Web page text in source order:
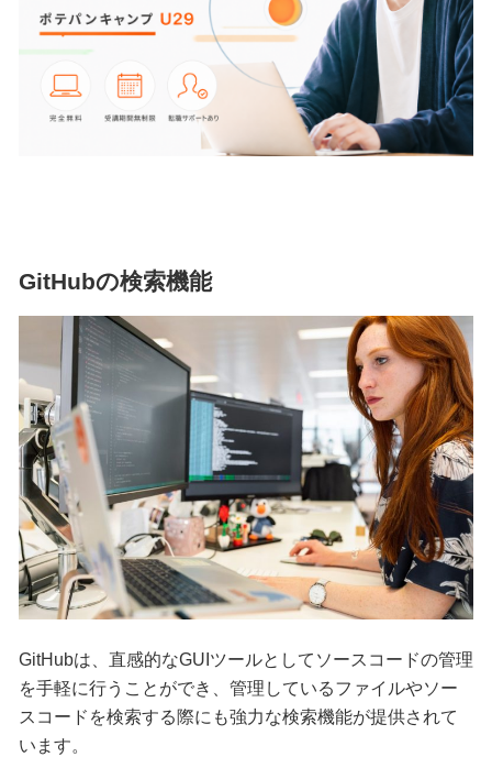
GitHubの検索機能
GitHubは、直感的なGUIツールとしてソースコードの管理
を手軽に行うことができ、管理しているファイルやソー
スコードを検索する際にも強力な検索機能が提供されて
います。